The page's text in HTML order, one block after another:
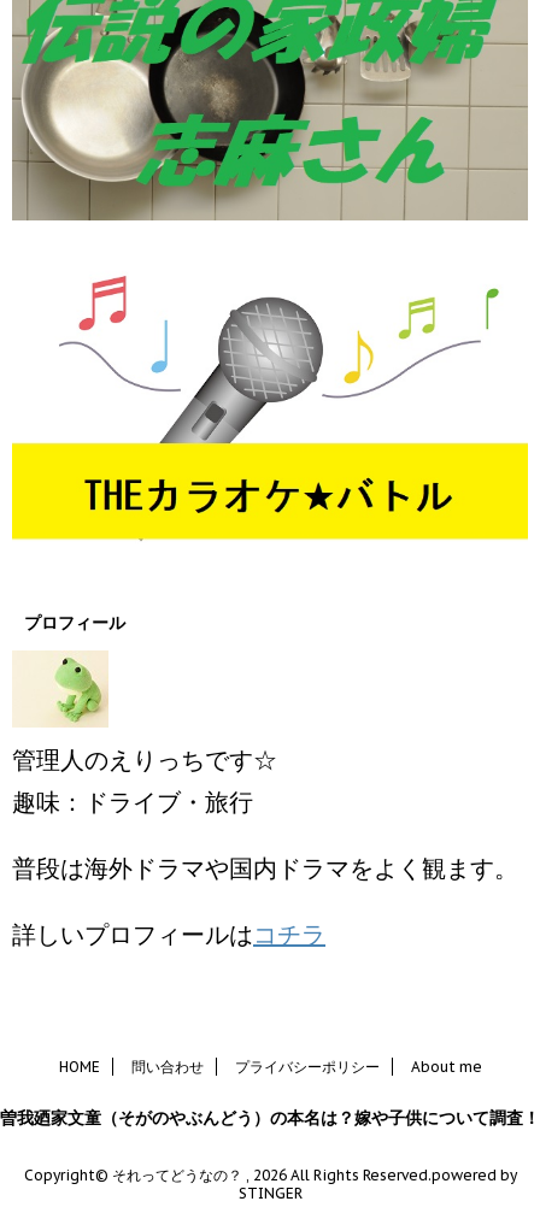
プロフィール
管理人のえりっちです☆
趣味：ドライブ・旅行
普段は海外ドラマや国内ドラマをよく観ます。
詳しいプロフィールはコチラ
HOME 問い合わせ プライバシーポリシー About me
曽我廼家文童（そがのやぶんどう）の本名は？嫁や子供について調査！
Copyright© それってどうなの？ , 2026 All Rights Reserved.powered by
STINGER